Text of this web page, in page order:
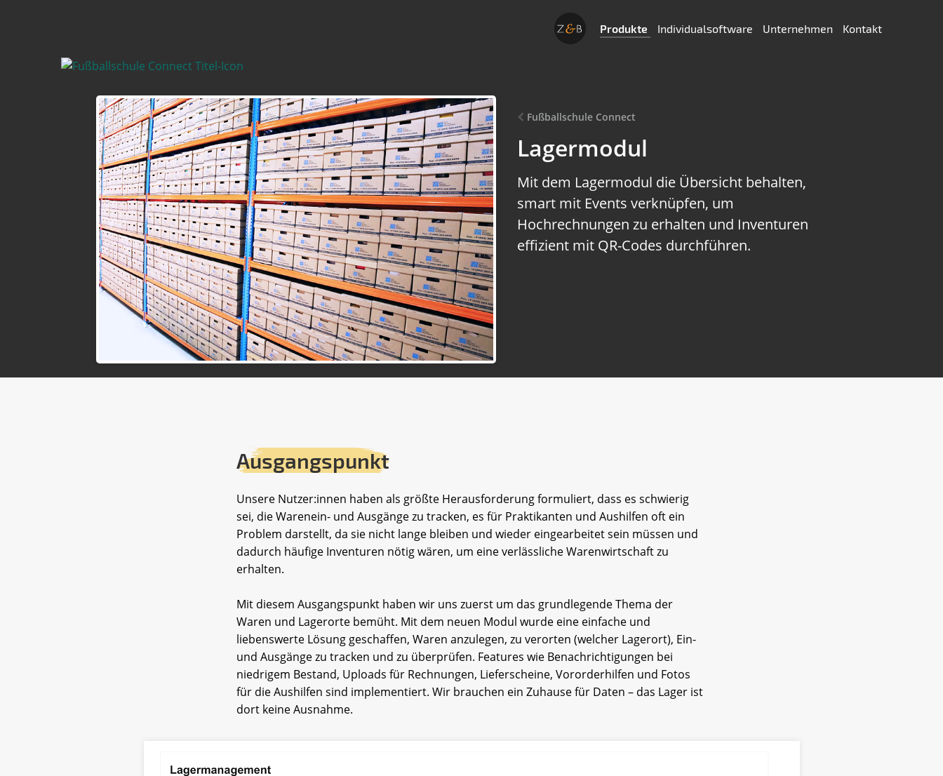
Produkte Individualsoftware Unternehmen Kontakt
Fußballschule Connect
Lagermodul
Mit dem Lagermodul die Übersicht behalten,
smart mit Events verknüpfen, um
Hochrechnungen zu erhalten und Inventuren
effizient mit QR-Codes durchführen.
Ausgangspunkt
Unsere Nutzer:innen haben als größte Herausforderung formuliert, dass es schwierig
sei, die Warenein- und Ausgänge zu tracken, es für Praktikanten und Aushilfen oft ein
Problem darstellt, da sie nicht lange bleiben und wieder eingearbeitet sein müssen und
dadurch häufige Inventuren nötig wären, um eine verlässliche Warenwirtschaft zu
erhalten.
Mit diesem Ausgangspunkt haben wir uns zuerst um das grundlegende Thema der
Waren und Lagerorte bemüht. Mit dem neuen Modul wurde eine einfache und
liebenswerte Lösung geschaffen, Waren anzulegen, zu verorten (welcher Lagerort), Ein-
und Ausgänge zu tracken und zu überprüfen. Features wie Benachrichtigungen bei
niedrigem Bestand, Uploads für Rechnungen, Lieferscheine, Vororderhilfen und Fotos
für die Aushilfen sind implementiert. Wir brauchen ein Zuhause für Daten – das Lager ist
dort keine Ausnahme.